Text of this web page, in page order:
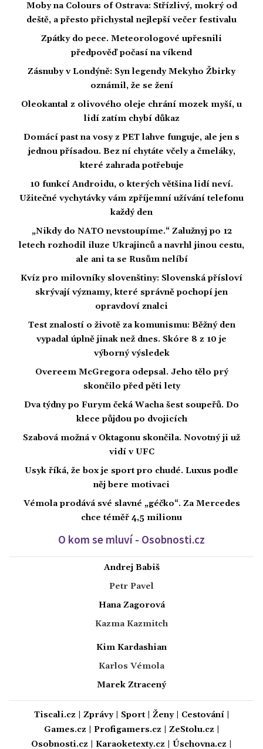
Moby na Colours of Ostrava: Střízlivý, mokrý od
deště, a přesto přichystal nejlepší večer festivalu
Zpátky do pece. Meteorologové upřesnili
předpověď počasí na víkend
Zásnuby v Londýně: Syn legendy Mekyho Žbirky
oznámil, že se žení
Oleokantal z olivového oleje chrání mozek myší, u
lidí zatím chybí důkaz
Domácí past na vosy z PET lahve funguje, ale jen s
jednou přísadou. Bez ní chytáte včely a čmeláky,
které zahrada potřebuje
10 funkcí Androidu, o kterých většina lidí neví.
Užitečné vychytávky vám zpříjemní užívání telefonu
každý den
„Nikdy do NATO nevstoupíme.“ Zalužnyj po 12
letech rozhodil iluze Ukrajinců a navrhl jinou cestu,
ale ani ta se Rusům nelíbí
Kvíz pro milovníky slovenštiny: Slovenská přísloví
skrývají významy, které správně pochopí jen
opravdoví znalci
Test znalostí o životě za komunismu: Běžný den
vypadal úplně jinak než dnes. Skóre 8 z 10 je
výborný výsledek
Overeem McGregora odepsal. Jeho tělo prý
skončilo před pěti lety
Dva týdny po Furym čeká Wacha šest soupeřů. Do
klece půjdou po dvojicích
Szabová možná v Oktagonu skončila. Novotný ji už
vidí v UFC
Usyk říká, že box je sport pro chudé. Luxus podle
něj bere motivaci
Vémola prodává své slavné „géčko“. Za Mercedes
chce téměř 4,5 milionu
O kom se mluví - Osobnosti.cz
Andrej Babiš
Petr Pavel
Hana Zagorová
Kazma Kazmitch
Kim Kardashian
Karlos Vémola
Marek Ztracený
Tiscali.cz Zprávy| Sport| Ženy| Cestování|
Games.cz
Profigamers.cz ZeStolu.cz
Osobnosti.cz
Karaoketexty.cz Úschovna.cz